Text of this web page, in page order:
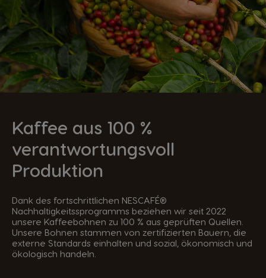
Kaffee aus 100 %
verantwortungsvoll
Produktion
Dank des fortschrittlichen NESCAFÉ®
Nachhaltigkeitssprogramms beziehen wir seit 2022
unsere Kaffeebohnen zu 100 % aus geprüften Quellen.
Unsere Bohnen stammen von zertifizierten Bauern, die
externe Standards einhalten und sozial, ökonomisch und
ökologisch handeln.